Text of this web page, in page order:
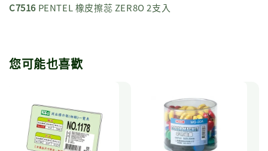
C7516 PENTEL 橡皮擦蕊 ZER8O 2支入
您可能也喜歡